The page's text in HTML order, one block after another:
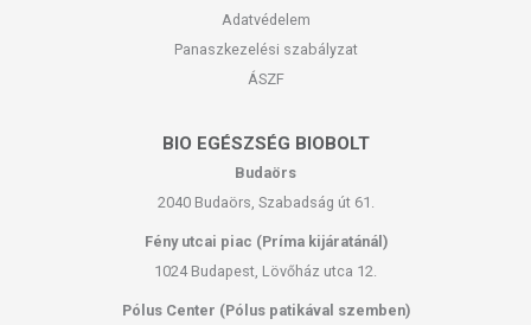
Adatvédelem
Panaszkezelési szabályzat
ÁSZF
BIO EGÉSZSÉG BIOBOLT
Budaörs
2040 Budaörs, Szabadság út 61.
Fény utcai piac (Príma kijáratánál)
1024 Budapest, Lövőház utca 12.
Pólus Center (Pólus patikával szemben)